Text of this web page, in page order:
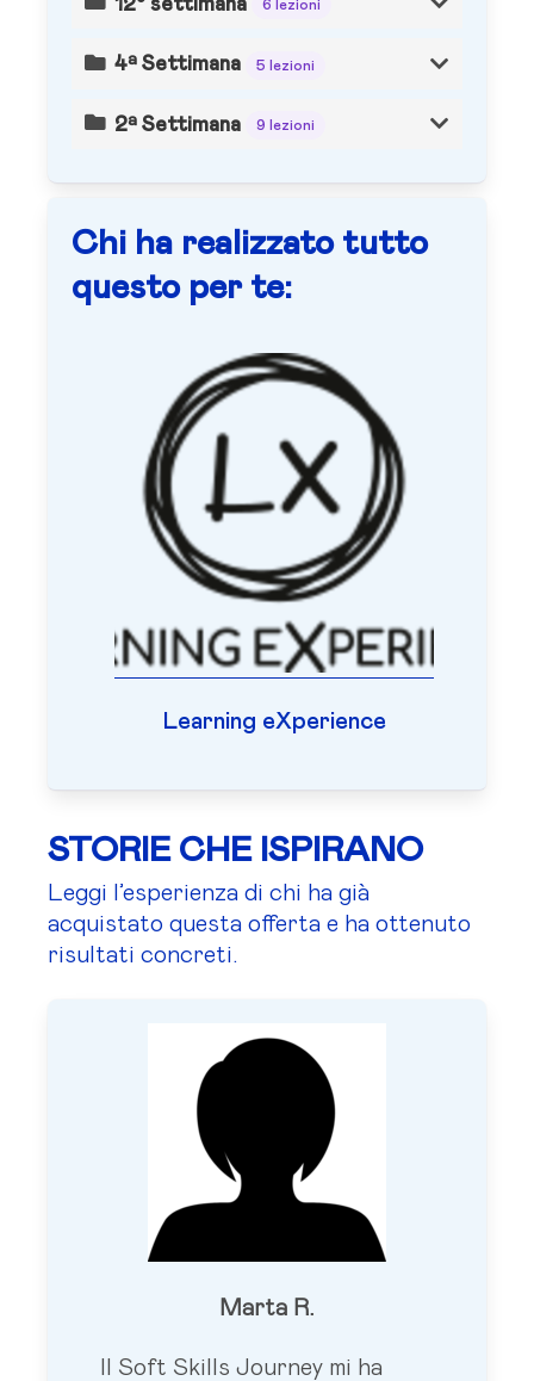
6 lezioni
4ª Settimana 5 lezioni
2ª Settimana 9 lezioni
Chi ha realizzato tutto
questo per te:
Learning eXperience
STORIE CHE ISPIRANO
Leggi l’esperienza di chi ha già
acquistato questa offerta e ha ottenuto
risultati concreti.
Marta R.
Il Soft Skills Journey mi ha